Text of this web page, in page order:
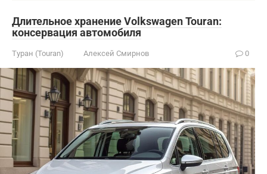
Длительное хранение Volkswagen Touran:
консервация автомобиля
Туран (Touran) Алексей Смирнов 0